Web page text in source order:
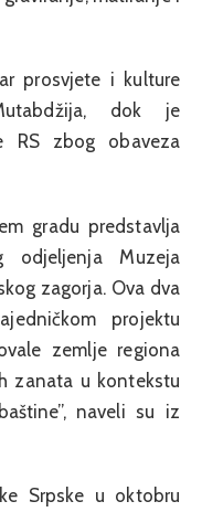
prosvjete i kulture
dok je
RS zbog obaveza
gradu predstavlja
odjeljenja Muzeja
zagorja. Ova dva
projektu
zemlje regiona
zanata u kontekstu
naveli su iz
Srpske u oktobru